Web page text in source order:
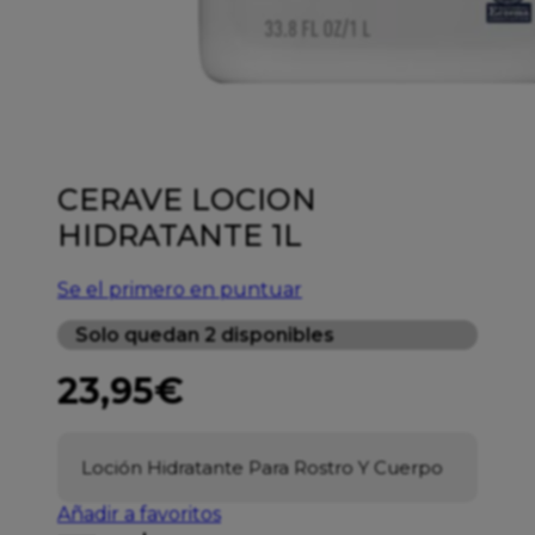
CERAVE LOCION
HIDRATANTE 1L
Se el primero en puntuar
Solo quedan 2 disponibles
23,95€
Loción Hidratante Para Rostro Y Cuerpo
Añadir a favoritos